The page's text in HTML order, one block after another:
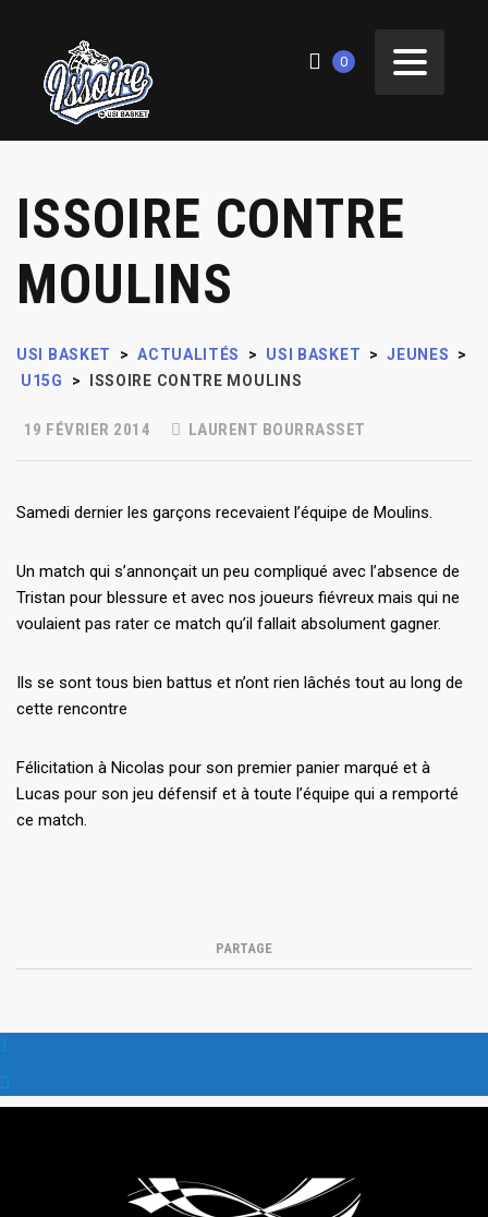
0
ISSOIRE CONTRE
MOULINS
USI BASKET > ACTUALITÉS > USI BASKET > JEUNES
>
U15G
> ISSOIRE CONTRE MOULINS
19 FÉVRIER 2014 LAURENT BOURRASSET
Samedi dernier les garçons recevaient l’équipe de Moulins.
Un match qui s’annonçait un peu compliqué avec l’absence de
Tristan pour blessure et avec nos joueurs fiévreux mais qui ne
voulaient pas rater ce match qu’il fallait absolument gagner.
Ils se sont tous bien battus et n’ont rien lâchés tout au long de
cette rencontre
Félicitation à Nicolas pour son premier panier marqué et à
Lucas pour son jeu défensif et à toute l’équipe qui a remporté
ce match.
PARTAGE